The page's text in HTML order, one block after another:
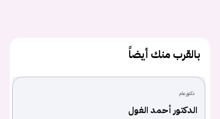
بالقرب منك أيضاً
دكتور عام
الدكتور أحمد الغول